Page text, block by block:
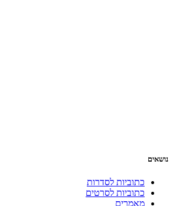
נושאים
כתוביות לסדרות
כתוביות לסרטים
מאמרים